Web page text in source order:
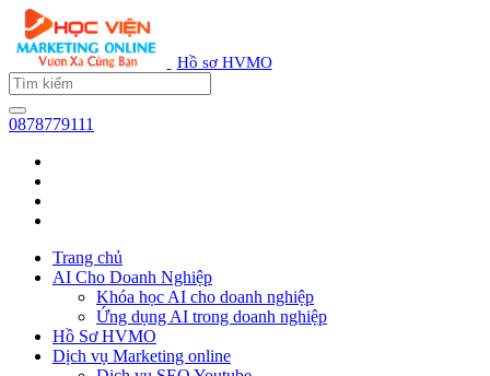
Hồ sơ HVMO
0878779111
Trang chủ
AI Cho Doanh Nghiệp
Khóa học AI cho doanh nghiệp
Ứng dụng AI trong doanh nghiệp
Hồ Sơ HVMO
Dịch vụ Marketing online